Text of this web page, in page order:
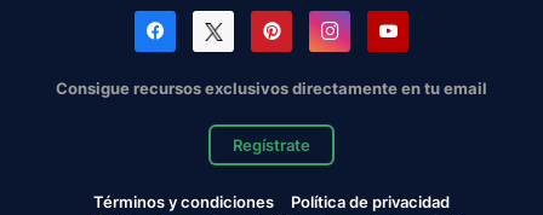
Consigue recursos exclusivos directamente en tu email
Regístrate
Términos y condiciones
Política de privacidad